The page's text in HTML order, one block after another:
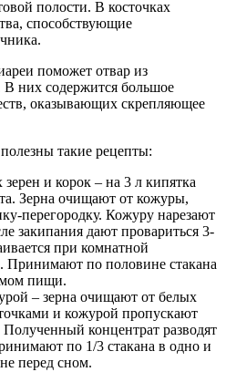
полости. В косточках
способствующие
поможет отвар из
них содержится большое
оказывающих скрепляющее
такие рецепты:
и корок – на 3 л кипятка
Зерна очищают от кожуры,
перегородку. Кожуру нарезают
закипания дают провариться 3-
при комнатной
Принимают по половине стакана
пищи.
– зерна очищают от белых
и кожурой пропускают
концентрат разводят
по 1/3 стакана в одно и
перед сном.